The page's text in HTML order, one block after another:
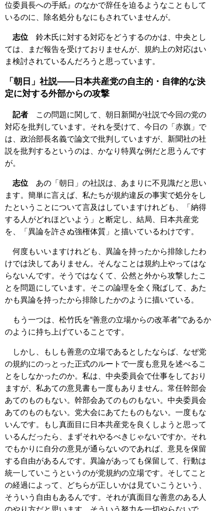
位委員長への手紙』のなかで辞任を迫るようなこともして
いるのに、除名処分もなにもされていませんが。
志位 鈴木氏に対する対応をどうするのかは、中央とし
ては、まだ報告を受けておりませんが、規約上の対応はい
ま検討されているんだろうと思っています。
「朝日」社説――日本共産党の自主的・自律的な決
定に対する外部からの攻撃
記者 この問題に関して、朝日新聞が社説で今回の党の
対応を批判しています。それを受けて、今日の「赤旗」で
は、政治部長名義で論文で批判していますが、新聞社の社
説を批判するというのは、かなり特異な例だと思うんです
が。
志位 あの「朝日」の社説は、あまりに不見識だと思い
ます。簡単に言えば、私たちが規約違反の事実で処分をし
たということについて言及はしていますけれども、「納得
する人がどれほどいよう」と断定し、結局、日本共産党
を、「異論を許さぬ強権体質」と描いているわけです。
何度もいいますけれども、異論を持ったから排除したわ
けでは決してありません。そんなことは規約上やってはな
らないんです。そうではなくて、公然と外から攻撃したこ
とを問題にしています。そこの論理を全く飛ばして、あた
かも異論を持ったから排除したかのように描いている。
もう一つは、松竹氏を“善意の立場からの改革者”であるか
のように持ち上げていることです。
しかし、もしも善意の立場であるとしたならば、なぜ党
の規約にのっとった正式のルートで一度も意見を述べるこ
とをしなかったのか。私は、中央委員会で仕事をしており
ますが、私あての意見書も一度もありません。常任幹部会
あてのものもない。幹部会あてのものもない。中央委員会
あてのものもない。党大会にあてたものもない。一度もな
いんです。もし真面目に日本共産党を良くしようと思って
いるんだったら、まずそれやるべきじゃないですか。それ
でもかりに自分の意見が通らないのであれば、意見を保留
する自由があるんです。異論があっても保留して、行動は
統一していこうというのが党規約の立場です。そしてこと
の経過によって、どちらが正しいかは見ていこうという、
そういう自由もあるんです。それが真面目な善意のある人
のやり方だと思います。そういう努力を一切やらないで、